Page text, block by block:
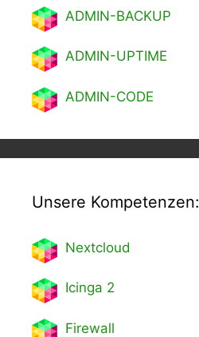
ADMIN-BACKUP
ADMIN-UPTIME
ADMIN-CODE
Unsere Kompetenzen:
Nextcloud
Icinga 2
Firewall